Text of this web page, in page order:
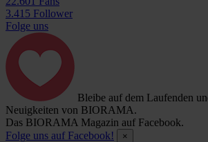
3.415 Follower
Folge uns
Bleibe auf dem Laufenden
Neuigkeiten von BIORAMA.
Das BIORAMA Magazin auf Facebook.
Folge uns auf Facebook!
×